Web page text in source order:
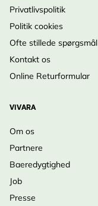
Privatlivspolitik
Politik cookies
Ofte stillede spørgsmål
Kontakt os
Online Returformular
VIVARA
Om os
Partnere
Baeredygtighed
Job
Presse